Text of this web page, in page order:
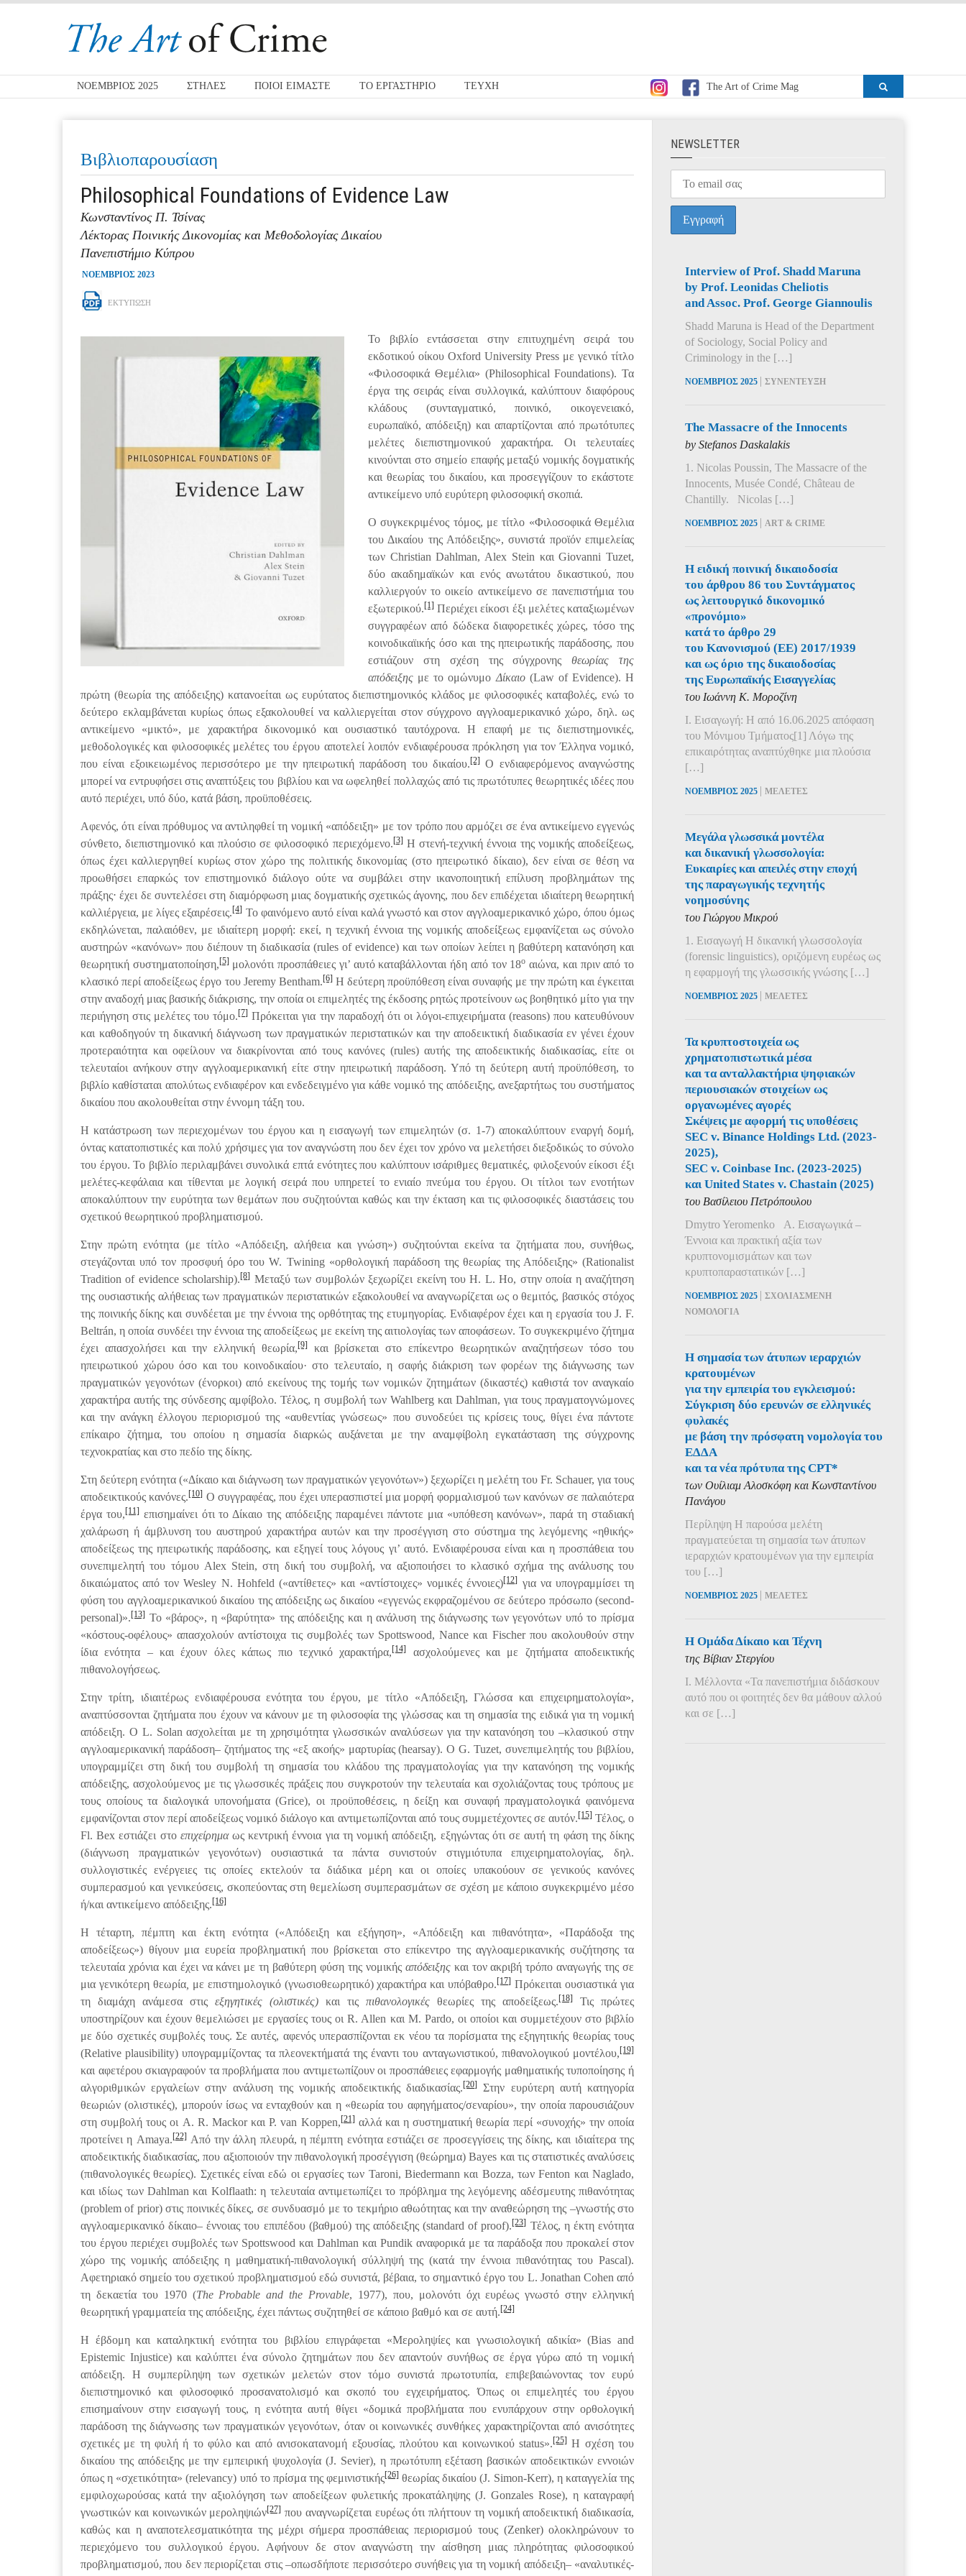
ΝΟΕΜΒΡΙΟΣ 2025 ΣΤΗΛΕΣ ΠΟΙΟΙ ΕΙΜΑΣΤΕ ΤΟ ΕΡΓΑΣΤΗΡΙΟ ΤΕΥΧΗ The Art of Crime Mag
Βιβλιοπαρουσίαση
Philosophical Foundations of Evidence Law
Κωνσταντίνος Π. Τσίνας
Λέκτορας Ποινικής Δικονομίας και Μεθοδολογίας Δικαίου
Πανεπιστήμιο Κύπρου
ΝΟΕΜΒΡΙΟΣ 2023
ΕΚΤΥΠΩΣΗ
Το βιβλίο εντάσσεται στην επιτυχημένη σειρά του
εκδοτικού οίκου Oxford University Press με γενικό τίτλο
«Φιλοσοφικά Θεμέλια» (Philosophical Foundations). Τα
έργα της σειράς είναι συλλογικά, καλύπτουν διαφόρους
κλάδους (συνταγματικό, ποινικό, οικογενειακό,
ευρωπαϊκό, απόδειξη) και απαρτίζονται από πρωτότυπες
μελέτες διεπιστημονικού χαρακτήρα. Οι τελευταίες
κινούνται στο σημείο επαφής μεταξύ νομικής δογματικής
και θεωρίας του δικαίου, και προσεγγίζουν το εκάστοτε
αντικείμενο υπό ευρύτερη φιλοσοφική σκοπιά.
Ο συγκεκριμένος τόμος, με τίτλο «Φιλοσοφικά Θεμέλια
του Δικαίου της Απόδειξης», συνιστά προϊόν επιμελείας
των Christian Dahlman, Alex Stein και Giovanni Tuzet,
δύο ακαδημαϊκών και ενός ανωτάτου δικαστικού, που
καλλιεργούν το οικείο αντικείμενο σε πανεπιστήμια του
εξωτερικού.[1] Περιέχει είκοσι έξι μελέτες καταξιωμένων
συγγραφέων από δώδεκα διαφορετικές χώρες, τόσο της
κοινοδικαϊικής όσο και της ηπειρωτικής παράδοσης, που
εστιάζουν στη σχέση της σύγχρονηςθεωρίας της
απόδειξης με το ομώνυμο Δίκαιο (Law of Evidence). Η
πρώτη (θεωρία της απόδειξης) κατανοείται ως ευρύτατος διεπιστημονικός κλάδος με φιλοσοφικές καταβολές, ενώ το
δεύτερο εκλαμβάνεται κυρίως όπως εξακολουθεί να καλλιεργείται στον σύγχρονο αγγλοαμερικανικό χώρο, δηλ. ως
αντικείμενο «μικτό», με χαρακτήρα δικονομικό και ουσιαστικό ταυτόχρονα. Η επαφή με τις διεπιστημονικές,
μεθοδολογικές και φιλοσοφικές μελέτες του έργου αποτελεί λοιπόν ενδιαφέρουσα πρόκληση για τον Έλληνα νομικό,
που είναι εξοικειωμένος περισσότερο με την ηπειρωτική παράδοση του δικαίου.[2] Ο ενδιαφερόμενος αναγνώστης
μπορεί να εντρυφήσει στις αναπτύξεις του βιβλίου και να ωφεληθεί πολλαχώς από τις πρωτότυπες θεωρητικές ιδέες που
αυτό περιέχει, υπό δύο, κατά βάση, προϋποθέσεις.
Αφενός, ότι είναι πρόθυμος να αντιληφθεί τη νομική «απόδειξη» με τον τρόπο που αρμόζει σε ένα αντικείμενο εγγενώς
σύνθετο, διεπιστημονικό και πλούσιο σε φιλοσοφικό περιεχόμενο.[3]Η στενή-τεχνική έννοια της νομικής αποδείξεως,
όπως έχει καλλιεργηθεί κυρίως στον χώρο της πολιτικής δικονομίας (στο ηπειρωτικό δίκαιο), δεν είναι σε θέση να
προωθήσει επαρκώς τον επιστημονικό διάλογο ούτε να συμβάλει στην ικανοποιητική επίλυση προβλημάτων της
πράξης⋅ έχει δε συντελέσει στη διαμόρφωση μιας δογματικής σχετικώς άγονης, που δεν επιδέχεται ιδιαίτερη θεωρητική
καλλιέργεια, με λίγες εξαιρέσεις.[4] Το φαινόμενο αυτό είναι καλά γνωστό και στον αγγλοαμερικανικό χώρο, όπου όμως
εκδηλώνεται, παλαιόθεν, με ιδιαίτερη μορφή: εκεί, η τεχνική έννοια της νομικής αποδείξεως εμφανίζεται ως σύνολο
αυστηρών «κανόνων» που διέπουν τη διαδικασία (rules of evidence) και των οποίων λείπει η βαθύτερη κατανόηση και
θεωρητική συστηματοποίηση,[5]μολονότι προσπάθειες γι’ αυτό καταβάλλονται ήδη από τον 18ο αιώνα, και πριν από το
κλασικό περί αποδείξεως έργο του Jeremy Bentham.[6]H δεύτερη προϋπόθεση είναι συναφής με την πρώτη και έγκειται
στην αναδοχή μιας βασικής διάκρισης, την οποία οι επιμελητές της έκδοσης ρητώς προτείνουν ως βοηθητικό μίτο για την
περιήγηση στις μελέτες του τόμο.[7] Πρόκειται για την παραδοχή ότι οι λόγοι-επιχειρήματα (reasons) που κατευθύνουν
και καθοδηγούν τη δικανική διάγνωση των πραγματικών περιστατικών και την αποδεικτική διαδικασία εν γένει έχουν
προτεραιότητα και οφείλουν να διακρίνονται από τους κανόνες (rules) αυτής της αποδεικτικής διαδικασίας, είτε οι
τελευταίοι ανήκουν στην αγγλοαμερικανική είτε στην ηπειρωτική παράδοση. Υπό τη δεύτερη αυτή προϋπόθεση, το
βιβλίο καθίσταται απολύτως ενδιαφέρον και ενδεδειγμένο για κάθε νομικό της απόδειξης, ανεξαρτήτως του συστήματος
δικαίου που ακολουθείται στην έννομη τάξη του.
Η κατάστρωση των περιεχομένων του έργου και η εισαγωγή των επιμελητών (σ. 1-7) αποκαλύπτουν εναργή δομή,
όντας κατατοπιστικές και πολύ χρήσιμες για τον αναγνώστη που δεν έχει τον χρόνο να μελετήσει διεξοδικώς το σύνολο
του έργου. Το βιβλίο περιλαμβάνει συνολικά επτά ενότητες που καλύπτουν ισάριθμες θεματικές, φιλοξενούν είκοσι έξι
μελέτες-κεφάλαια και τίθενται με λογική σειρά που υπηρετεί το ενιαίο πνεύμα του έργου. Οι τίτλοι των ενοτήτων
αποκαλύπτουν την ευρύτητα των θεμάτων που συζητούνται καθώς και την έκταση και τις φιλοσοφικές διαστάσεις του
σχετικού θεωρητικού προβληματισμού.
Στην πρώτη ενότητα (με τίτλο «Απόδειξη, αλήθεια και γνώση») συζητούνται εκείνα τα ζητήματα που, συνήθως,
στεγάζονται υπό τον προσφυή όρο του W. Twining «ορθολογική παράδοση της θεωρίας της Απόδειξης» (Rationalist
Tradition of evidence scholarship).[8] Μεταξύ των συμβολών ξεχωρίζει εκείνη του H. L. Ho, στην οποία η αναζήτηση
της ουσιαστικής αλήθειας των πραγματικών περιστατικών εξακολουθεί να αναγνωρίζεται ως ο θεμιτός, βασικός στόχος
της ποινικής δίκης και συνδέεται με την έννοια της ορθότητας της ετυμηγορίας. Ενδιαφέρον έχει και η εργασία του J. F.
Beltrán, η οποία συνδέει την έννοια της αποδείξεως με εκείνη της αιτιολογίας των αποφάσεων. Το συγκεκριμένο ζήτημα
έχει απασχολήσει και την ελληνική θεωρία,[9]και βρίσκεται στο επίκεντρο θεωρητικών αναζητήσεων τόσο του
ηπειρωτικού χώρου όσο και του κοινοδικαίου· στο τελευταίο, η σαφής διάκριση των φορέων της διάγνωσης των
πραγματικών γεγονότων (ένορκοι) από εκείνους της τομής των νομικών ζητημάτων (δικαστές) καθιστά τον αναγκαίο
χαρακτήρα αυτής της σύνδεσης αμφίβολο. Τέλος, η συμβολή των Wahlberg και Dahlman, για τους πραγματογνώμονες
και την ανάγκη έλλογου περιορισμού της «αυθεντίας γνώσεως» που συνοδεύει τις κρίσεις τους, θίγει ένα πάντοτε
επίκαιρο ζήτημα, του οποίου η σημασία διαρκώς αυξάνεται με την αναμφίβολη εγκατάσταση της σύγχρονης
τεχνοκρατίας και στο πεδίο της δίκης.
Στη δεύτερη ενότητα («Δίκαιο και διάγνωση των πραγματικών γεγονότων») ξεχωρίζει η μελέτη του Fr. Schauer, για τους
αποδεικτικούς κανόνες.[10] Ο συγγραφέας, που έχει υπερασπιστεί μια μορφή φορμαλισμού των κανόνων σε παλαιότερα
έργα του,[11]επισημαίνει ότι το Δίκαιο της απόδειξης παραμένει πάντοτε μια «υπόθεση κανόνων», παρά τη σταδιακή
χαλάρωση ή άμβλυνση του αυστηρού χαρακτήρα αυτών και την προσέγγιση στο σύστημα της λεγόμενης «ηθικής»
αποδείξεως της ηπειρωτικής παράδοσης, και εξηγεί τους λόγους γι’ αυτό. Ενδιαφέρουσα είναι και η προσπάθεια του
συνεπιμελητή του τόμου Alex Stein, στη δική του συμβολή, να αξιοποιήσει το κλασικό σχήμα της ανάλυσης του
δικαιώματος από τον Wesley N. Hohfeld («αντίθετες» και «αντίστοιχες» νομικές έννοιες)[12] για να υπογραμμίσει τη
φύση του αγγλοαμερικανικού δικαίου της απόδειξης ως δικαίου «εγγενώς εκφραζομένου σε δεύτερο πρόσωπο (second-
personal)».[13] Το «βάρος», η «βαρύτητα» της απόδειξης και η ανάλυση της διάγνωσης των γεγονότων υπό το πρίσμα
«κόστους-οφέλους» απασχολούν αντίστοιχα τις συμβολές των Spottswood, Nance και Fischer που ακολουθούν στην
ίδια ενότητα – και έχουν όλες κάπως πιο τεχνικό χαρακτήρα,[14]
ασχολούμενες και με ζητήματα αποδεικτικής
πιθανολογήσεως.
Στην τρίτη, ιδιαιτέρως ενδιαφέρουσα ενότητα του έργου, με τίτλο «Απόδειξη, Γλώσσα και επιχειρηματολογία»,
αναπτύσσονται ζητήματα που έχουν να κάνουν με τη φιλοσοφία της γλώσσας και τη σημασία της ειδικά για τη νομική
απόδειξη. Ο L. Solan ασχολείται με τη χρησιμότητα γλωσσικών αναλύσεων για την κατανόηση του –κλασικού στην
αγγλοαμερικανική παράδοση– ζητήματος της «εξ ακοής» μαρτυρίας (hearsay). O G. Tuzet, συνεπιμελητής του βιβλίου,
υπογραμμίζει στη δική του συμβολή τη σημασία του κλάδου της πραγματολογίας για την κατανόηση της νομικής
απόδειξης, ασχολούμενος με τις γλωσσικές πράξεις που συγκροτούν την τελευταία και σχολιάζοντας τους τρόπους με
τους οποίους τα διαλογικά υπονοήματα (Grice), οι προϋποθέσεις, η δείξη και συναφή πραγματολογικά φαινόμενα
εμφανίζονται στον περί αποδείξεως νομικό διάλογο και αντιμετωπίζονται από τους συμμετέχοντες σε αυτόν.[15]Τέλος, ο
Fl. Bex εστιάζει στο επιχείρημαως κεντρική έννοια για τη νομική απόδειξη, εξηγώντας ότι σε αυτή τη φάση της δίκης
(διάγνωση πραγματικών γεγονότων) ουσιαστικά τα πάντα συνιστούν στιγμιότυπα επιχειρηματολογίας, δηλ.
συλλογιστικές ενέργειες τις οποίες εκτελούν τα διάδικα μέρη και οι οποίες υπακούουν σε γενικούς κανόνες
συμπερασμού και γενικεύσεις, σκοπεύοντας στη θεμελίωση συμπερασμάτων σε σχέση με κάποιο συγκεκριμένο μέσο
ή/και αντικείμενο απόδειξης.[16]
Η τέταρτη, πέμπτη και έκτη ενότητα («Απόδειξη και εξήγηση», «Απόδειξη και πιθανότητα», «Παράδοξα της
αποδείξεως») θίγουν μια ευρεία προβληματική που βρίσκεται στο επίκεντρο της αγγλοαμερικανικής συζήτησης τα
τελευταία χρόνια και έχει να κάνει με τη βαθύτερη φύση της νομικής απόδειξηςκαι τον ακριβή τρόπο αναγωγής της σε
μια γενικότερη θεωρία, με επιστημολογικό (γνωσιοθεωρητικό) χαρακτήρα και υπόβαθρο.[17] Πρόκειται ουσιαστικά για
τη διαμάχη ανάμεσα στις εξηγητικές (ολιστικές) και τις πιθανολογικές θεωρίες της αποδείξεως.[18]
Τις πρώτες
υποστηρίζουν και έχουν θεμελιώσει με εργασίες τους οι R. Allen και M. Pardo, οι οποίοι και συμμετέχουν στο βιβλίο
με δύο σχετικές συμβολές τους. Σε αυτές, αφενός υπερασπίζονται εκ νέου τα πορίσματα της εξηγητικής θεωρίας τους
(Relative plausibility) υπογραμμίζοντας τα πλεονεκτήματά της έναντι του ανταγωνιστικού, πιθανολογικού μοντέλου,[19]
και αφετέρου σκιαγραφούν τα προβλήματα που αντιμετωπίζουν οι προσπάθειες εφαρμογής μαθηματικής τυποποίησης ή
αλγοριθμικών εργαλείων στην ανάλυση της νομικής αποδεικτικής διαδικασίας.[20]
Στην ευρύτερη αυτή κατηγορία
θεωριών (ολιστικές), μπορούν ίσως να ενταχθούν και η «θεωρία του αφηγήματος/σεναρίου», την οποία παρουσιάζουν
στη συμβολή τους οι A. R. Mackor και P. van Koppen,[21]αλλά και η συστηματική θεωρία περί «συνοχής» την οποία
προτείνει η Amaya.[22]Από την άλλη πλευρά, η πέμπτη ενότητα εστιάζει σε προσεγγίσεις της δίκης, και ιδιαίτερα της
αποδεικτικής διαδικασίας, που αξιοποιούν την πιθανολογική προσέγγιση (θεώρημα) Bayes και τις στατιστικές αναλύσεις
(πιθανολογικές θεωρίες). Σχετικές είναι εδώ οι εργασίες των Taroni, Biedermann και Bozza, των Fenton και Naglado,
και ιδίως των Dahlman και Kolflaath: η τελευταία αντιμετωπίζει το πρόβλημα της λεγόμενης αδέσμευτης πιθανότητας
(problem of prior) στις ποινικές δίκες, σε συνδυασμό με το τεκμήριο αθωότητας και την αναθεώρηση της –γνωστής στο
αγγλοαμερικανικό δίκαιο– έννοιας του επιπέδου (βαθμού) της απόδειξης (standard of proof).[23] Τέλος, η έκτη ενότητα
του έργου περιέχει συμβολές των Spottswood και Dahlman και Pundik αναφορικά με τα παράδοξα που προκαλεί στον
χώρο της νομικής απόδειξης η μαθηματική-πιθανολογική σύλληψή της (κατά την έννοια πιθανότητας του Pascal).
Αφετηριακό σημείο του σχετικού προβληματισμού εδώ συνιστά, βέβαια, το σημαντικό έργο του L. Jonathan Cohen από
τη δεκαετία του 1970 (The Probable and the Provable, 1977), που, μολονότι όχι ευρέως γνωστό στην ελληνική
θεωρητική γραμματεία της απόδειξης, έχει πάντως συζητηθεί σε κάποιο βαθμό και σε αυτή.[24]
Η έβδομη και καταληκτική ενότητα του βιβλίου επιγράφεται «Μεροληψίες και γνωσιολογική αδικία» (Bias and
Epistemic Injustice) και καλύπτει ένα σύνολο ζητημάτων που δεν απαντούν συνήθως σε έργα γύρω από τη νομική
απόδειξη. Η συμπερίληψη των σχετικών μελετών στον τόμο συνιστά πρωτοτυπία, επιβεβαιώνοντας τον ευρύ
διεπιστημονικό και φιλοσοφικό προσανατολισμό και σκοπό του εγχειρήματος. Όπως οι επιμελητές του έργου
επισημαίνουν στην εισαγωγή τους, η ενότητα αυτή θίγει «δομικά προβλήματα που ενυπάρχουν στην ορθολογική
παράδοση της διάγνωσης των πραγματικών γεγονότων, όταν οι κοινωνικές συνθήκες χαρακτηρίζονται από ανισότητες
σχετικές με τη φυλή ή το φύλο και από ανισοκατανομή εξουσίας, πλούτου και κοινωνικού status».[25]Η σχέση του
δικαίου της απόδειξης με την εμπειρική ψυχολογία (J. Sevier), η πρωτότυπη εξέταση βασικών αποδεικτικών εννοιών
όπως η «σχετικότητα» (relevancy) υπό το πρίσμα της φεμινιστικής[26] θεωρίας δικαίου (J. Simon-Kerr), η καταγγελία της
εμφιλοχωρούσας κατά την αξιολόγηση των αποδείξεων φυλετικής προκατάληψης (J. Gonzales Rose), η καταγραφή
γνωστικών και κοινωνικών μεροληψιών[27] που αναγνωρίζεται ευρέως ότι πλήττουν τη νομική αποδεικτική διαδικασία,
καθώς και η αναποτελεσματικότητα της μέχρι σήμερα προσπάθειας περιορισμού τους (Zenker) ολοκληρώνουν το
περιεχόμενο του συλλογικού έργου. Αφήνουν δε στον αναγνώστη την αίσθηση μιας πληρότητας φιλοσοφικού
προβληματισμού, που δεν περιορίζεται στις –οπωσδήποτε περισσότερο συνήθεις για τη νομική απόδειξη– «αναλυτικές-
ΝEWSLETTER
Interview of Prof. Shadd Maruna
by Prof. Leonidas Cheliotis
and Assoc. Prof. George Giannoulis
Shadd Maruna is Head of the Department
of Sociology, Social Policy and
Criminology in the […]
ΝΟΕΜΒΡΙΟΣ 2025 | ΣΥΝΕΝΤΕΥΞΗ
The Massacre of the Innocents
by Stefanos Daskalakis
1. Nicolas Poussin, The Massacre of the
Innocents, Musée Condé, Château de
Chantilly. Nicolas […]
ΝΟΕΜΒΡΙΟΣ 2025 | ART & CRIME
Η ειδική ποινική δικαιοδοσία
του άρθρου 86 του Συντάγματος
ως λειτουργικό δικονομικό
«προνόμιο»
κατά το άρθρο 29
του Κανονισμού (ΕΕ) 2017/1939
και ως όριο της δικαιοδοσίας
της Ευρωπαϊκής Εισαγγελίας
του Ιωάννη Κ. Μοροζίνη
Ι. Εισαγωγή: Η από 16.06.2025 απόφαση
του Μόνιμου Τμήματος[1] Λόγω της
επικαιρότητας αναπτύχθηκε μια πλούσια
[…]
ΝΟΕΜΒΡΙΟΣ 2025 | ΜΕΛΕΤΕΣ
Μεγάλα γλωσσικά μοντέλα
και δικανική γλωσσολογία:
Ευκαιρίες και απειλές στην εποχή
της παραγωγικής τεχνητής
νοημοσύνης
του Γιώργου Μικρού
1. Εισαγωγή Η δικανική γλωσσολογία
(forensic linguistics), οριζόμενη ευρέως ως
η εφαρμογή της γλωσσικής γνώσης […]
ΝΟΕΜΒΡΙΟΣ 2025 | ΜΕΛΕΤΕΣ
Τα κρυπτοστοιχεία ως
χρηματοπιστωτικά μέσα
και τα ανταλλακτήρια ψηφιακών
περιουσιακών στοιχείων ως
οργανωμένες αγορές
Σκέψεις με αφορμή τις υποθέσεις
SEC v. Binance Holdings Ltd. (2023-
2025),
SEC v. Coinbase Inc. (2023-2025)
και United States v. Chastain (2025)
του Βασίλειου Πετρόπουλου
Dmytro Yeromenko Α. Εισαγωγικά –
Έννοια και πρακτική αξία των
κρυπτονομισμάτων και των
κρυπτοπαραστατικών […]
ΝΟΕΜΒΡΙΟΣ 2025 | ΣΧΟΛΙΑΣΜΕΝΗ
ΝΟΜΟΛΟΓΙΑ
Η σημασία των άτυπων ιεραρχιών
κρατουμένων
για την εμπειρία του εγκλεισμού:
Σύγκριση δύο ερευνών σε ελληνικές
φυλακές
με βάση την πρόσφατη νομολογία του
ΕΔΔΑ
και τα νέα πρότυπα της CPT*
των Ουίλιαμ Αλοσκόφη και Κωνσταντίνου
Πανάγου
Περίληψη Η παρούσα μελέτη
πραγματεύεται τη σημασία των άτυπων
ιεραρχιών κρατουμένων για την εμπειρία
του […]
ΝΟΕΜΒΡΙΟΣ 2025 | ΜΕΛΕΤΕΣ
Η Ομάδα Δίκαιο και Τέχνη
της Βίβιαν Στεργίου
Ι. Μέλλοντα «Τα πανεπιστήμια διδάσκουν
αυτό που οι φοιτητές δεν θα μάθουν αλλού
και σε […]